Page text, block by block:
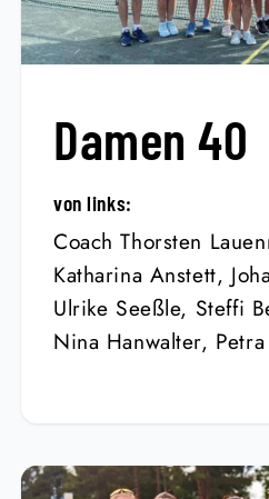
Damen 40
von links:
Coach Thorsten
Katharina Anstett,
Ulrike Seeßle, Steffi
Nina Hanwalter, Petra